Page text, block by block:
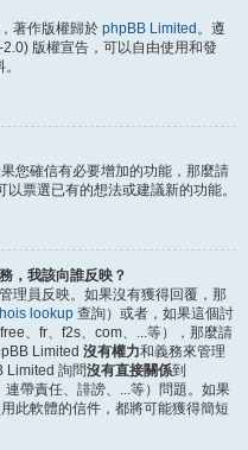
著作版權歸於 phpBB Limited 。遵
版權宣告，可以自由使用和發
您確信有必要增加的功能，那麼請
以票選已有的想法或建議新的功能。
，我該向誰反映？
理員反映。如果沒有獲得回覆，那
lookup 查詢）或者，如果這個討
、fr、f2s、com、...等），那麼請
Limited 沒有權力和義務來管理
Limited 詢問沒有直接關係到
帶責任、誹謗、...等）問題。如果
此軟體的信件，都將可能獲得簡短